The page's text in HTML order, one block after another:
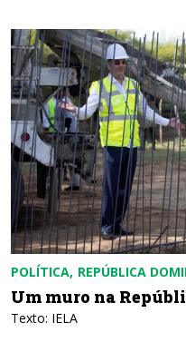
POLÍTICA REPÚBLICA
Um muro na
Texto: IELA